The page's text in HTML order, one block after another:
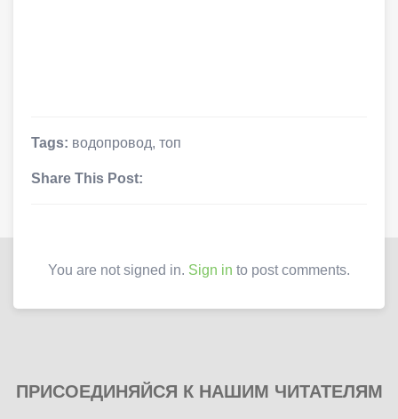
Tags: водопровод, топ
Share This Post:
You are not signed in. Sign in to post comments.
ПРИСОЕДИНЯЙСЯ К НАШИМ ЧИТАТЕЛЯМ